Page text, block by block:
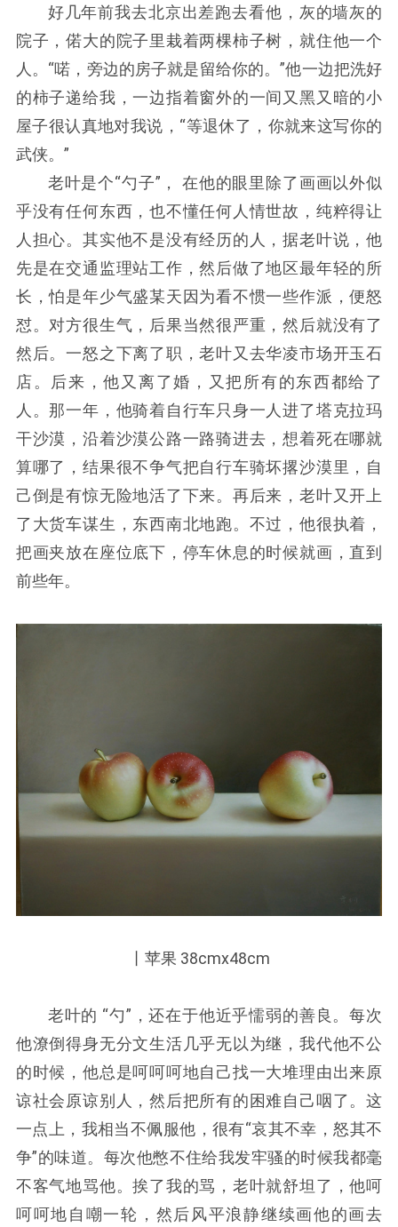
好几年前我去北京出差跑去看他，灰的墙灰的
院子，偌大的院子里栽着两棵柿子树，就住他一个
人。“喏，旁边的房子就是留给你的。”他一边把洗好
的柿子递给我，一边指着窗外的一间又黑又暗的小
屋子很认真地对我说，“等退休了，你就来这写你的
武侠。”
老叶是个“勺子”， 在他的眼里除了画画以外似
乎没有任何东西，也不懂任何人情世故，纯粹得让
人担心。其实他不是没有经历的人，据老叶说，他
先是在交通监理站工作，然后做了地区最年轻的所
长，怕是年少气盛某天因为看不惯一些作派，便怒
怼。对方很生气，后果当然很严重，然后就没有了
然后。一怒之下离了职，老叶又去华凌市场开玉石
店。后来，他又离了婚，又把所有的东西都给了
人。那一年，他骑着自行车只身一人进了塔克拉玛
干沙漠，沿着沙漠公路一路骑进去，想着死在哪就
算哪了，结果很不争气把自行车骑坏撂沙漠里，自
己倒是有惊无险地活了下来。再后来，老叶又开上
了大货车谋生，东西南北地跑。不过，他很执着，
把画夹放在座位底下，停车休息的时候就画，直到
前些年。
丨苹果 38cmx48cm
老叶的 “勺”，还在于他近乎懦弱的善良。每次
他潦倒得身无分文生活几乎无以为继，我代他不公
的时候，他总是呵呵呵地自己找一大堆理由出来原
谅社会原谅别人，然后把所有的困难自己咽了。这
一点上，我相当不佩服他，很有“哀其不幸，怒其不
争”的味道。每次他憋不住给我发牢骚的时候我都毫
不客气地骂他。挨了我的骂，老叶就舒坦了，他呵
呵呵地自嘲一轮，然后风平浪静继续画他的画去